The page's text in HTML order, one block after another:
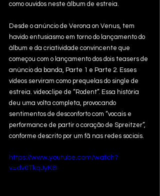
como ouvidos neste álbum de estreia.
Desde o anúncio de Verona on Venus, tem
havido entusiasmo em torno do lançamento do
álbum e da criatividade convincente que
começou com o lançamento dos dois teasers de
anúncio da banda, Parte 1 e Parte 2. Esses
vídeos serviram como prequelas do single de
estreia. videoclipe de “Rodent”. Essa história
deu uma volta completa, provocando
sentimentos de desconforto com “vocais e
performance de partir o coração de Spreitzer”,
conforme descrito por um fã nas redes sociais.
https://www.youtube.com/watch?
v=dv0TkqJyK6I